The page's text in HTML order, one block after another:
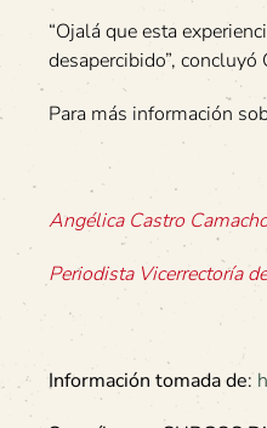
“Ojalá que esta
desapercibido”, concluyó
Para más información
Angélica Castro
Periodista Vicerrectoría
Información tomada de: